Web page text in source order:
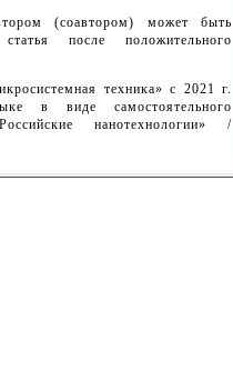
(соавтором) может быть
после положительного
техника» с 2021 г.
в виде самостоятельного
нанотехнологии» /